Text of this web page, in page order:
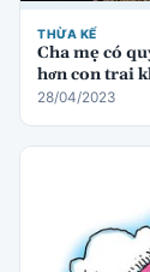
THỪA KẾ
Cha mẹ có
hơn con trai
28/04/2023